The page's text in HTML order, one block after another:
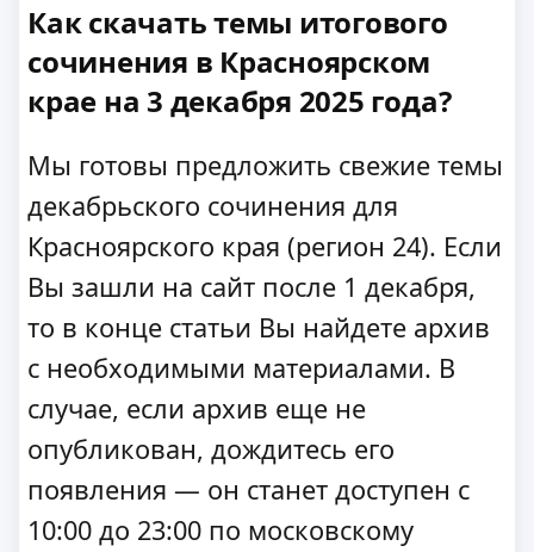
Как скачать темы итогового
сочинения в Красноярском
крае на 3 декабря 2025 года?
Мы готовы предложить свежие темы
декабрьского сочинения для
Красноярского края (регион 24). Если
Вы зашли на сайт после 1 декабря,
то в конце статьи Вы найдете архив
с необходимыми материалами. В
случае, если архив еще не
опубликован, дождитесь его
появления — он станет доступен с
10:00 до 23:00 по московскому